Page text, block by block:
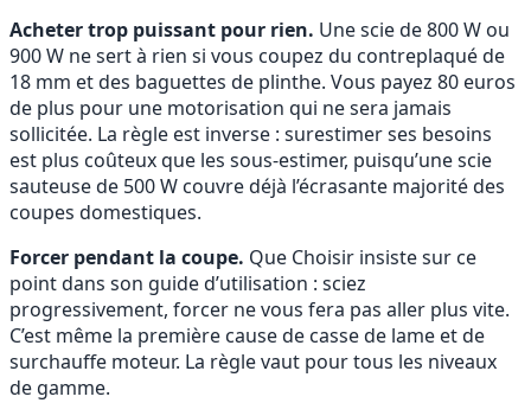
Acheter trop puissant pour rien. Une scie de 800 W ou
900 W ne sert à rien si vous coupez du contreplaqué de
18 mm et des baguettes de plinthe. Vous payez 80 euros
de plus pour une motorisation qui ne sera jamais
sollicitée. La règle est inverse : surestimer ses besoins
est plus coûteux que les sous-estimer, puisqu’une scie
sauteuse de 500 W couvre déjà l’écrasante majorité des
coupes domestiques.
Forcer pendant la coupe. Que Choisir insiste sur ce
point dans son guide d’utilisation : sciez
progressivement, forcer ne vous fera pas aller plus vite.
C’est même la première cause de casse de lame et de
surchauffe moteur. La règle vaut pour tous les niveaux
de gamme.